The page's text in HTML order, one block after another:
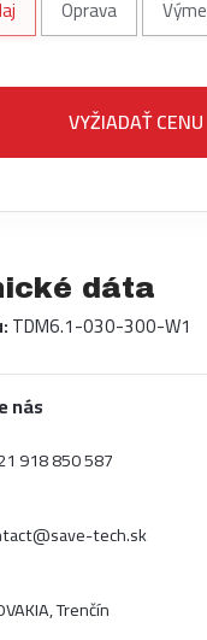
Oprava
VYŽIADAŤ CENU
dáta
TDM6.1-030-300-W1
nás
918 850 587
tech.sk
Trenčín